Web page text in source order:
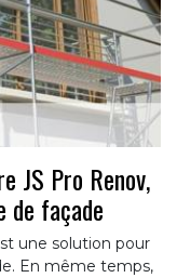
JS Pro Renov,
de façade
une solution pour
En même temps,